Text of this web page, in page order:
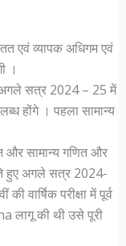
एवं व्यापक अधिगम एवं
।
अगले सत्र 2024 – 25 में
होंगे । पहला सामान्य
और सामान्य गणित और
हुए अगले सत्र 2024-
वार्षिक परीक्षा में पूर्व
लागू की थी उसे पूरी